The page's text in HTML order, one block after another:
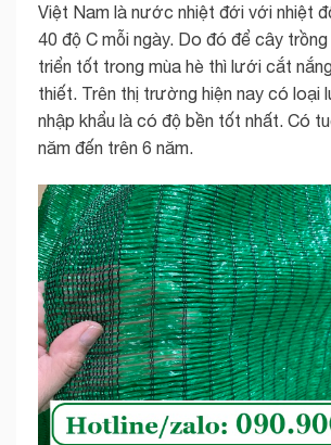
Việt Nam là nước nhiệt đới với nhiệt
40 độ C mỗi ngày. Do đó để cây
triển tốt trong mùa hè thì lưới cắt
thiết. Trên thị trường hiện nay có loại
nhập khẩu là có độ bền tốt nhất. Có
năm đến trên 6 năm.